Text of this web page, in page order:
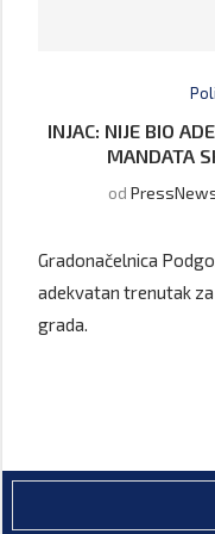
INJAC: NIJE BIO
MANDATA
od
Gradonačelnica
adekvatan trenutak
grada.